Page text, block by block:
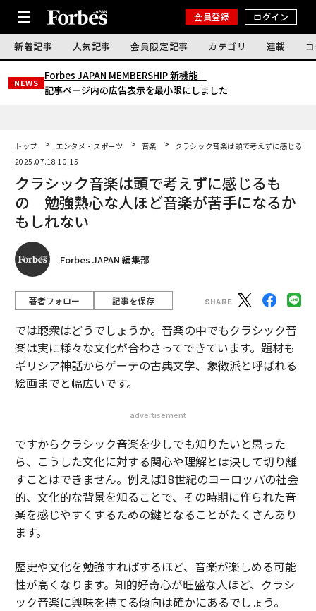
会員登録 ログイン
新着記事 人気記事 会員限定記事 カテゴリ 連載
NEWS
Forbes JAPAN MEMBERSHIP 新機能｜
記事ページ内の広告表示を最小限にしました
トップ エンタメ・スポーツ 音楽
クラシック音楽は頭で考えずに感じる
2025.07.18 10:15
クラシック音楽は頭で考えずに感じるも
の 勉強熱心な人ほど音楽が苦手になるか
もしれない
Forbes JAPAN 編集部
著者フォロー 記事を保存
では聴衆はどうでしょうか。音楽の中でもクラシック音
楽は実に様々な文化が合わさってできています。題材も
ギリシア神話からゲーテの古典文学、象徴派と呼ばれる
絵画までと幅広いです。
advertisement
ですからクラシック音楽を少しでも知りたいと思った
ら、こうした文化に対する関心や理解とは決して切り離
すことはできません。例えば18世紀のヨーロッパの社会
的、文化的な背景を知ることで、その時期に作られた音
楽を感じやすくするための鍵となることがたくさんあり
ます。
歴史や文化を勉強すればするほど、音楽が楽しめる可能
性が高くなります。知的好奇心が旺盛な人ほど、クラシ
ック音楽に興味を持てる傾向は確かにあるでしょう。